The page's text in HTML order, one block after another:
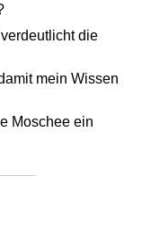
die
mein Wissen
Moschee ein